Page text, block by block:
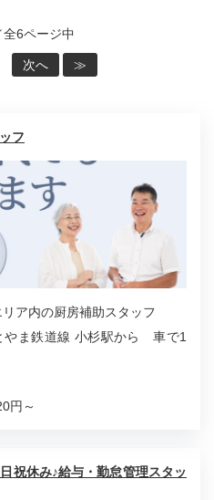
6ページ中
次へ ≫
フ
ア内の厨房補助スタッフ
やま鉄道線 小杉駅から 車で1
円～
祝休み♪給与・勤怠管理スタッ